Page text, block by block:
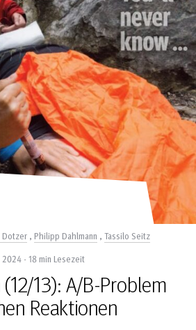
, Philipp Dahlmann ,Tassilo Seitz
2024 - 18 min Lesezeit
13): A/B-Problem
Reaktionen